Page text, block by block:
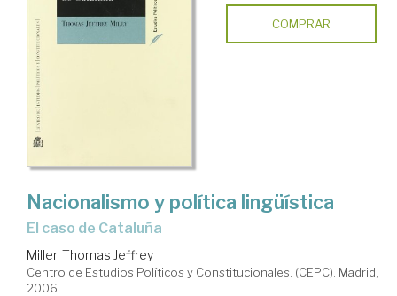
COMPRAR
Nacionalismo y política lingüística
el caso de Cataluña
Miller, Thomas Jeffrey
Centro de Estudios Políticos y Constitucionales. (CEPC). Madrid,
2006